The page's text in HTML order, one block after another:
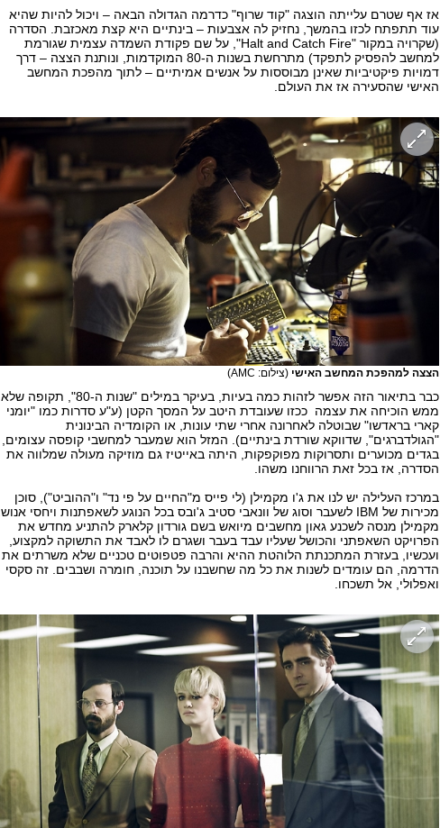
אז אף שטרם עלייתה הוצגה "קוד שרוף" כדרמה הגדולה הבאה – ויכול להיות שהיא
עוד תתפתח לכזו בהמשך, נחזיק לה אצבעות – בינתיים היא קצת מאכזבת. הסדרה
(שקרויה במקור "Halt and Catch Fire", על שם פקודת השמדה עצמית שגורמת
למחשב להפסיק לתפקד) מתרחשת בשנות ה-80 המוקדמות, ונותנת הצצה – דרך
דמויות פיקטיביות שאינן מבוססות על אנשים אמיתיים – לתוך מהפכת המחשב
האישי שהסעירה אז את העולם.
הצצה למהפכת המחשב האישי (צילום: AMC)
כבר בתיאור הזה אפשר לזהות כמה בעיות, בעיקר במילים "שנות ה-80", תקופה שלא
ממש הוכיחה את עצמה ככזו שעובדת היטב על המסך הקטן (ע"ע סדרות כמו "יומני
קארי בראדשו" שבוטלה לאחרונה אחרי שתי עונות, או הקומדיה הבינונית
"הגולדברגים", שדווקא שורדת בינתיים). המזל הוא שמעבר למחשבי קופסה עצומים,
בגדים מכוערים ותסרוקות מפוקפקות, היתה באייטיז גם מוזיקה מעולה שמלווה את
הסדרה, אז בכל זאת הרווחנו משהו.
במרכז העלילה יש לנו את ג'ו מקמילן (לי פייס מ"החיים על פי נד" ו"ההוביט"), סוכן
מכירות של IBM לשעבר וסוג של וונאבי סטיב ג'ובס בכל הנוגע לשאפתנות ויחסי אנוש.
מקמילן מנסה לשכנע גאון מחשבים מיואש בשם גורדון קלארק להתניע מחדש את
הפרויקט השאפתני והכושל שעליו עבד בעבר ושגרם לו לאבד את התשוקה למקצוע,
ועכשיו, בעזרת המתכנתת הלוהטת ההיא והרבה פטפוטים טכניים שלא משרתים את
הדרמה, הם עומדים לשנות את כל מה שחשבנו על תוכנה, חומרה ושבבים. זה סקסי
ואפלולי, אל תשכחו.